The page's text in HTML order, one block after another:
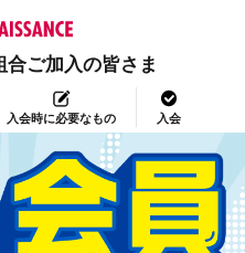
ご加入の皆さま
入会時に必要なもの 入会